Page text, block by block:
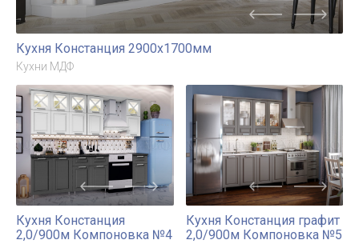
Кухня Констанция 2900х1700мм
Кухни МДФ
Кухня Констанция
2,0/900м Компоновка №4
Кухня Констанция графит
2,0/900м Компоновка №5